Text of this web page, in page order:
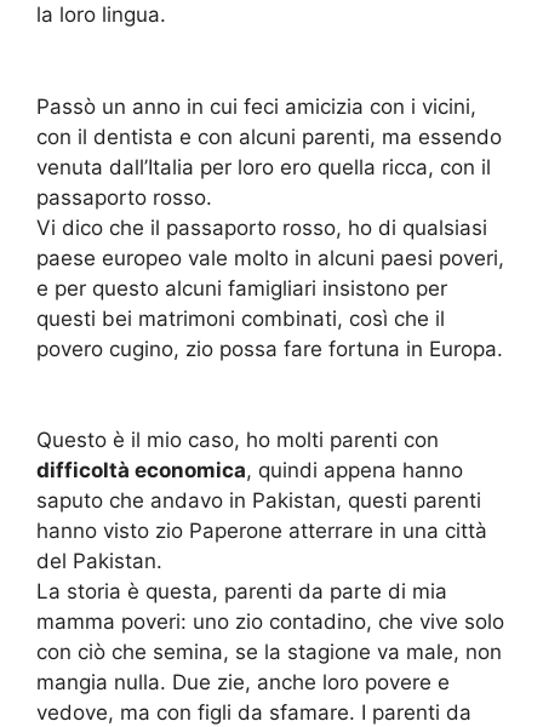
la loro lingua.
Passò un anno in cui feci amicizia con i vicini,
con il dentista e con alcuni parenti, ma essendo
venuta dall’Italia per loro ero quella ricca, con il
passaporto rosso.
Vi dico che il passaporto rosso, ho di qualsiasi
paese europeo vale molto in alcuni paesi poveri,
e per questo alcuni famigliari insistono per
questi bei matrimoni combinati, così che il
povero cugino, zio possa fare fortuna in Europa.
Questo è il mio caso, ho molti parenti con
difficoltà economica, quindi appena hanno
saputo che andavo in Pakistan, questi parenti
hanno visto zio Paperone atterrare in una città
del Pakistan.
La storia è questa, parenti da parte di mia
mamma poveri: uno zio contadino, che vive solo
con ciò che semina, se la stagione va male, non
mangia nulla. Due zie, anche loro povere e
vedove, ma con figli da sfamare. I parenti da